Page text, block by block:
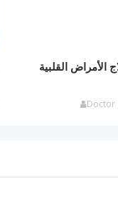
الأمراض القلبية
Doctor